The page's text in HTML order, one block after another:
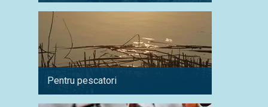
Pentru pescatori